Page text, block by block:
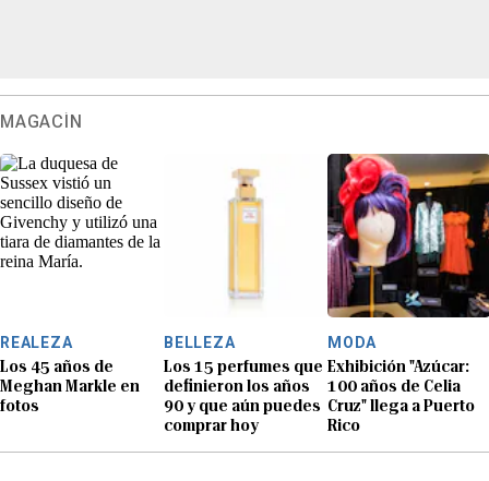
MAGACÍN
REALEZA
Los 45 años de
Meghan Markle en
fotos
BELLEZA
Los 15 perfumes que
definieron los años
90 y que aún puedes
comprar hoy
MODA
Exhibición "Azúcar:
100 años de Celia
Cruz" llega a Puerto
Rico